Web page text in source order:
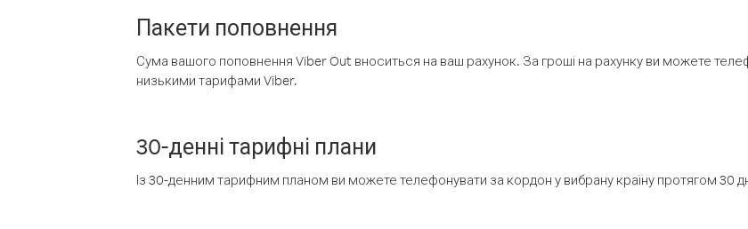
Пакети поповнення
Сума вашого поповнення Viber Out вноситься на ваш рахунок. За гроші на рахунку ви можете
низькими тарифами Viber.
30-денні тарифні плани
Із 30-денним тарифним планом ви можете телефонувати за кордон у вибрану країну протягом 30